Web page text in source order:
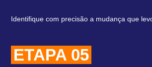
Identifique com precisão a mudança que
ETAPA 05